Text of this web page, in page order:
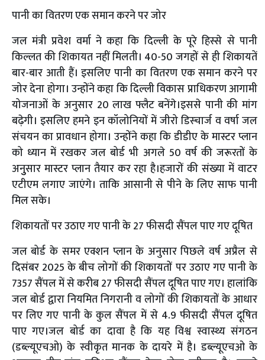
पानी का वितरण एक समान करने पर जोर
जल मंत्री प्रवेश वर्मा ने कहा कि दिल्ली के पूरे हिस्से से पानी
किल्लत की शिकायत नहीं मिलती। 40-50 जगहों से ही शिकायतें
बार-बार आती हैं। इसलिए पानी का वितरण एक समान करने पर
जोर देना होगा। उन्होंने कहा कि दिल्ली विकास प्राधिकरण आगामी
योजनाओं के अनुसार 20 लाख फ्लैट बनेंगे।इससे पानी की मांग
बढ़ेगी। इसलिए हमने इन कॉलोनियों में जीरो डिस्चार्ज व वर्षा जल
संचयन का प्रावधान होगा। उन्होंने कहा कि डीडीए के मास्टर प्लान
को ध्यान में रखकर जल बोर्ड भी अगले 50 वर्ष की जरूरतों के
अनुुसार मास्टर प्लान तैयार कर रहा है।हजारों की संख्या में वाटर
एटीएम लगाए जाएंगे। ताकि आसानी से पीने के लिए साफ पानी
मिल सके।
शिकायतों पर उठाए गए पानी के 27 फीसदी सैंपल पाए गए दूषित
जल बोर्ड के समर एक्शन प्लान के अनुसार पिछले वर्ष अप्रैल से
दिसंबर 2025 के बीच लोगों की शिकायतों पर उठाए गए पानी के
7357 सैंपल में से करीब 27 फीसदी सैंपल दूषित पाए गए। हालांकि
जल बोर्ड द्वारा नियमित निगरानी व लोगों की शिकायतों के आधार
पर लिए गए पानी के कुल सैंपल में से 4.9 फीसदी सैंपल दूषित
पाए गए।जल बोर्ड का दावा है कि यह विश्व स्वास्थ्य संगठन
(डब्ल्यूएचओ) के स्वीकृत मानक के दायरे में है। डब्ल्यूएचओ के